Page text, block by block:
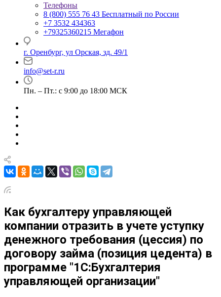
Телефоны
8 (800) 555 76 43 Бесплатный по России
+7 3532 434363
+79325360215 Мегафон
г. Оренбург, ул Орская, зд. 49/1
info@set-r.ru
Пн. – Пт.: с 9:00 до 18:00 МСК
Как бухгалтеру управляющей
компании отразить в учете уступку
денежного требования (цессия) по
договору займа (позиция цедента) в
программе "1С:Бухгалтерия
управляющей организации"